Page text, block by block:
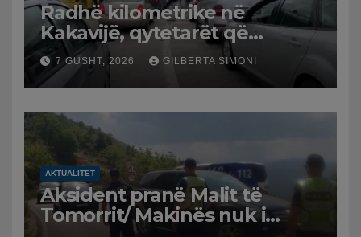
Radhë kilometrike në
Kakavijë, qytetarët që
kthehen në Shqipëri
bllokohen në temperatura të
larta, pala greke punon me
ritme të ngadalta
7 GUSHT, 2026 GILBERTA SIMONI
AKTUALITET
Aksident pranë Malit të
Tomorrit/ Makinës nuk i